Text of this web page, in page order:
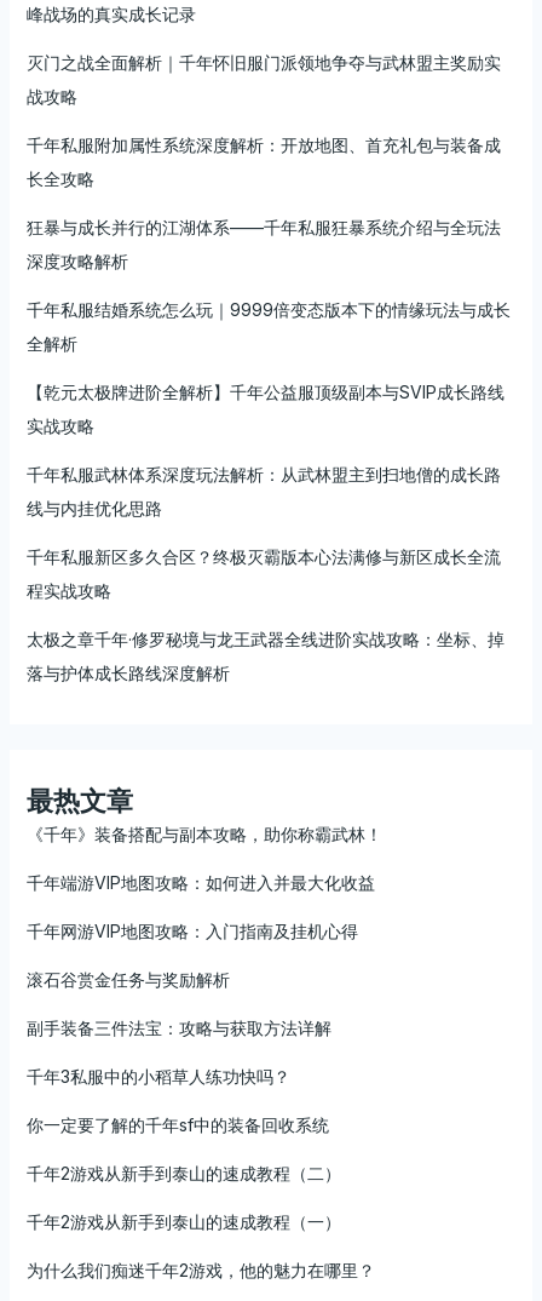
峰战场的真实成长记录
灭门之战全面解析｜千年怀旧服门派领地争夺与武林盟主奖励实
战攻略
千年私服附加属性系统深度解析：开放地图、首充礼包与装备成
长全攻略
狂暴与成长并行的江湖体系——千年私服狂暴系统介绍与全玩法
深度攻略解析
千年私服结婚系统怎么玩｜9999倍变态版本下的情缘玩法与成长
全解析
【乾元太极牌进阶全解析】千年公益服顶级副本与SVIP成长路线
实战攻略
千年私服武林体系深度玩法解析：从武林盟主到扫地僧的成长路
线与内挂优化思路
千年私服新区多久合区？终极灭霸版本心法满修与新区成长全流
程实战攻略
太极之章千年·修罗秘境与龙王武器全线进阶实战攻略：坐标、掉
落与护体成长路线深度解析
最热文章
《千年》装备搭配与副本攻略，助你称霸武林！
千年端游VIP地图攻略：如何进入并最大化收益
千年网游VIP地图攻略：入门指南及挂机心得
滚石谷赏金任务与奖励解析
副手装备三件法宝：攻略与获取方法详解
千年3私服中的小稻草人练功快吗？
你一定要了解的千年sf中的装备回收系统
千年2游戏从新手到泰山的速成教程（二）
千年2游戏从新手到泰山的速成教程（一）
为什么我们痴迷千年2游戏，他的魅力在哪里？